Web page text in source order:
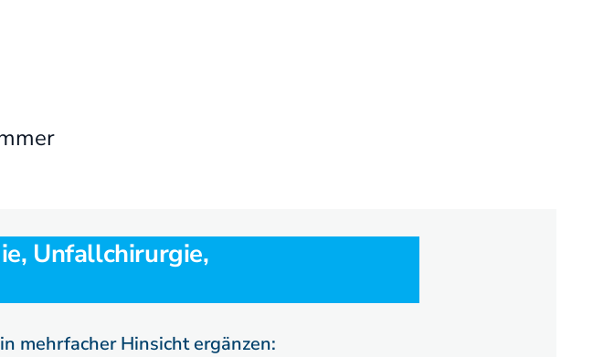
Unfallchirurgie,
mehrfacher Hinsicht ergänzen: